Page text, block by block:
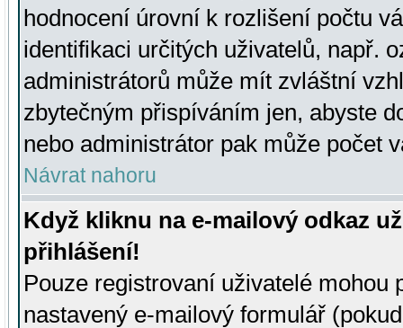
hodnocení úrovní k rozlišení počtu
identifikaci určitých uživatelů, např.
administrátorů může mít zvláštní
zbytečným přispíváním jen, abyste
nebo administrátor pak může počet
Návrat nahoru
Když kliknu na e-mailový odkaz
přihlášení!
Pouze registrovaní uživatelé mohou
nastavený e-mailový formulář